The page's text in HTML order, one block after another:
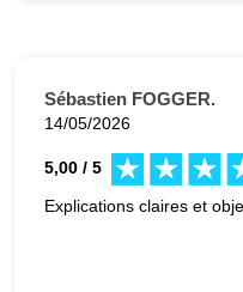
Sébastien FOGGER.
14/05/2026
5,00 / 5
Explications claires et